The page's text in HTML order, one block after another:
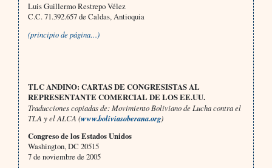
Luis Guillermo Restrepo Vélez
C.C. 71.392.657 de Caldas, Antioquia
(principio de página…)
TLC ANDINO: CARTAS DE CONGRESISTAS AL
REPRESENTANTE COMERCIAL DE LOS EE.UU.
Traducciones copiadas de: Movimiento Boliviano de Lucha contra el
TLA y el ALCA (www.boliviasoberana.org)
Congreso de los Estados Unidos
Washington, DC 20515
7 de noviembre de 2005